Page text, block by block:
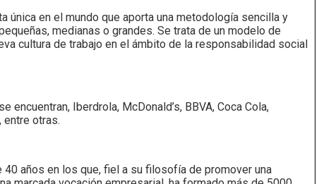
única en el mundo que aporta una metodología sencilla y
medianas o grandes. Se trata de un modelo de
cultura de trabajo en el ámbito de la responsabilidad social
Iberdrola, McDonald’s, BBVA, Coca Cola,
entre otras.
años en los que, fiel a su filosofía de promover una